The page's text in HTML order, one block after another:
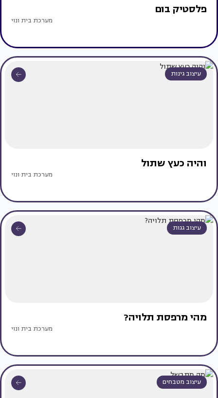
פלסטיק בום
מערכת בית ונוי
עיצוב גינות
והיה כעץ שתול
מערכת בית ונוי
עיצוב גגות
מהי מרפסת תלויה?
מערכת בית ונוי
עיצוב מטבחים